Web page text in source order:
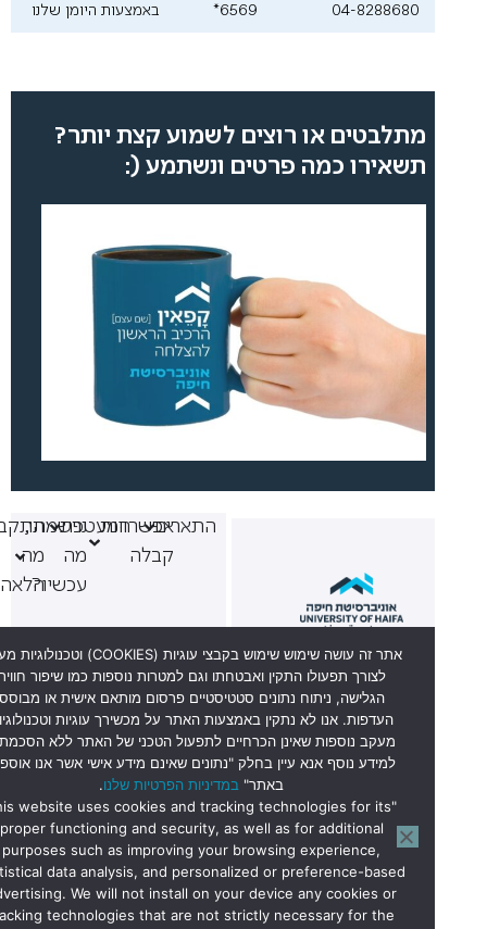
04-8288680 באמצעות היומן שלנו
מתלבטים או רוצים לשמוע קצת יותר?
תשאירו כמה פרטים ונשתמע (:
מתעניינים 6569*
להגיע לשיחת ייעוץ
חדר 027
בימים א’-ה’ בשעות
התאריםאפשרויותהמעטפתנרשמתי,
מה
עכשיו?
התקבלתי,
מה
הלאה?
אתר זה עושה שימוש שימוש בקבצי עוגיות (COOKIES) וטכנולוגיות מעקב
לצורך תפעולו התקין ואבטחתו וגם למטרות נוספות כמו שיפור חווית
הגלישה, ניתוח נתונים סטטיסטיים פרסום מותאם אישית או מבוסס
העדפות. אנו לא נתקין באמצעות האתר על מכשירך עוגיות וטכנולוגיות
מעקב נוספות שאינן הכרחיים לתפעול הטכני של האתר ללא הסכמתך.
למידע נוסף אנא עיין בחלק "נתונים שאינם מידע אישי אשר אנו אוספים
במדיניות הפרטיות שלנו.
"This website uses cookies and tracking technologies for its
proper functioning and security, as well as for additional
purposes such as improving your browsing experience,
statistical data analysis, and personalized or preference-based
advertising. We will not install on your device any cookies or
tracking technologies that are not strictly necessary for the